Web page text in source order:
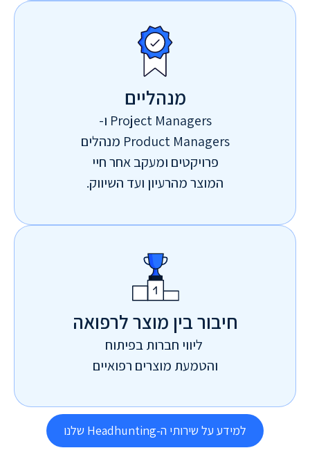
מנהליים
Project Managers ו-
Product Managers מנהלים
פרויקטים ומעקב אחר חיי
המוצר מהרעיון ועד השיווק.
חיבור בין מוצר לרפואה
ליווי חברות בפיתוח
והטמעת מוצרים רפואיים
למידע על שירותי ה-Headhunting שלנו